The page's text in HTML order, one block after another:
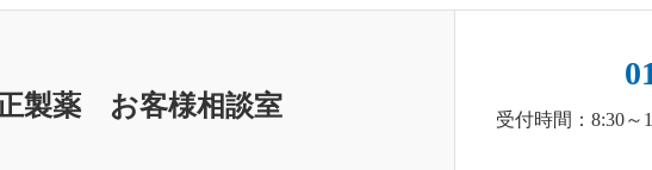
製薬 お客様相談室
受付時間：8:30～